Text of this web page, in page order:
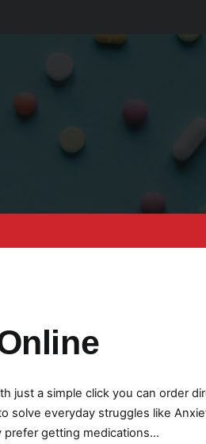
just a simple click you can order
everyday struggles like
prefer getting medications…